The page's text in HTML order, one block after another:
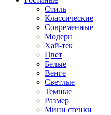
Стиль
Классические
Современные
Модерн
Хай-тек
Цвет
Белые
Венге
Светлые
Темные
Размер
Мини стенки